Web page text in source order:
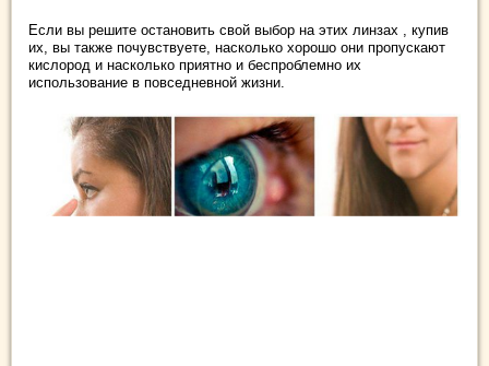
Если вы решите остановить свой выбор на этих линзах , купив
их, вы также почувствуете, насколько хорошо они пропускают
кислород и насколько приятно и беспроблемно их
использование в повседневной жизни.